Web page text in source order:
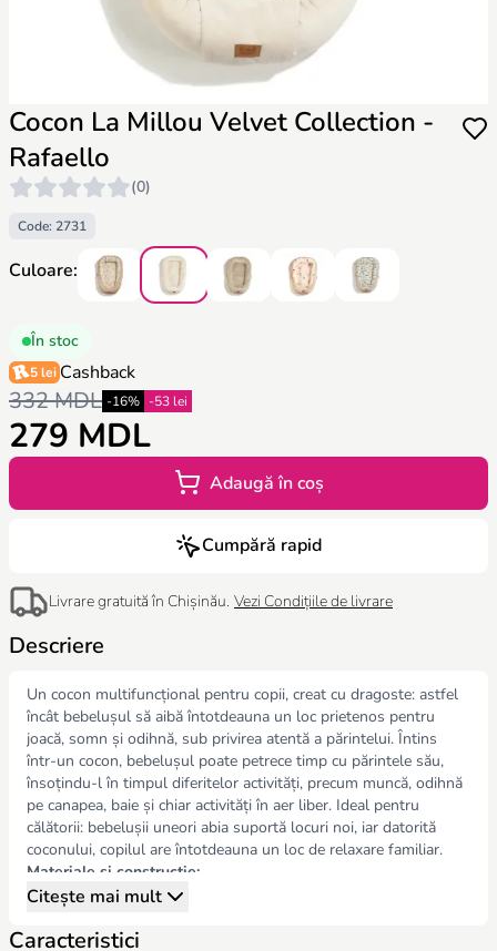
Cocon La Millou Velvet Collection -
Rafaello
(0)
Code: 2731
Culoare:
În stoc
5 lei Cashback
332 MDL -16% -53 lei
279 MDL
Adaugă în coș
Cumpără rapid
Livrare gratuită în Chișinău. Vezi Condițiile de livrare
Descriere
Un cocon multifuncțional pentru copii, creat cu dragoste: astfel
încât bebelușul să aibă întotdeauna un loc prietenos pentru
joacă, somn și odihnă, sub privirea atentă a părintelui. Întins
într-un cocon, bebelușul poate petrece timp cu părintele său,
însoțindu-l în timpul diferitelor activități, precum muncă, odihnă
pe canapea, baie și chiar activități în aer liber. Ideal pentru
călătorii: bebelușii uneori abia suportă locuri noi, iar datorită
coconului, copilul are întotdeauna un loc de relaxare familiar.
Materiale și construcție:
Partea interioară a lateralei și a fundului: bumbac respirabil.
Lateralele sunt umplute cu bile de silicon moi și antialergice.
Citește mai mult
Caracteristici